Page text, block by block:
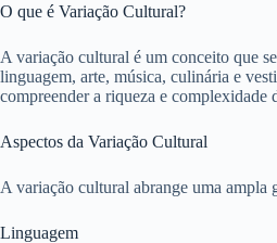
O que é Variação Cultural?
A variação cultural é um conceito que
linguagem, arte, música, culinária e
compreender a riqueza e complexidade
Aspectos da Variação Cultural
A variação cultural abrange uma ampla
Linguagem